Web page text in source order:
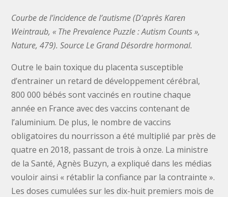
Courbe de l’incidence de l’autisme (D’après Karen
Weintraub, « The Prevalence Puzzle : Autism Counts »,
Nature, 479). Source Le Grand Désordre hormonal.
Outre le bain toxique du placenta susceptible
d’entrainer un retard de développement cérébral,
800 000 bébés sont vaccinés en routine chaque
année en France avec des vaccins contenant de
l’aluminium. De plus, le nombre de vaccins
obligatoires du nourrisson a été multiplié par près de
quatre en 2018, passant de trois à onze. La ministre
de la Santé, Agnès Buzyn, a expliqué dans les médias
vouloir ainsi « rétablir la confiance par la contrainte ».
Les doses cumulées sur les dix-huit premiers mois de